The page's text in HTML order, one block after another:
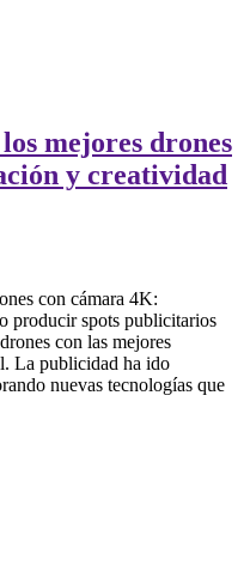
mejores drones
y creatividad
con cámara 4K:
producir spots publicitarios
con las mejores
La publicidad ha ido
nuevas tecnologías que